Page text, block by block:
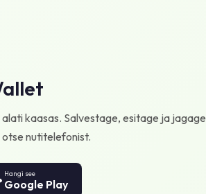
kaasas. Salvestage, esitage ja jagage
nutitelefonist.
Hangi see
Google Play